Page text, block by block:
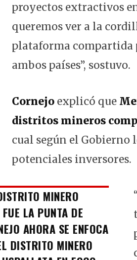
proyectos extractivos
queremos ver a la
plataforma compartida
ambos países”, sostuvo.
Cornejo explicó que
distritos mineros
cual según el
potenciales inversores.
MINERO
LA PUNTA DE
AHORA SE ENFOCA
DISTRITO MINERO